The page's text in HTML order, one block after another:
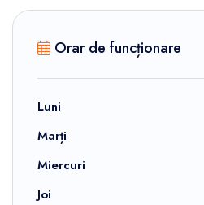
Orar de funcționare
Luni
Marți
Miercuri
Joi